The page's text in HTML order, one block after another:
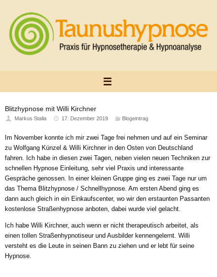
springen
Blitzhypnose mit Willi Kirchner
Markus Stalla 17. Dezember 2019 Blogeintrag
Im November konnte ich mir zwei Tage frei nehmen und auf ein Seminar
zu Wolfgang Künzel & Willi Kirchner in den Osten von Deutschland
fahren. Ich habe in diesen zwei Tagen, neben vielen neuen Techniken zur
schnellen Hypnose Einleitung, sehr viel Praxis und interessante
Gespräche genossen. In einer kleinen Gruppe ging es zwei Tage nur um
das Thema Blitzhypnose / Schnellhypnose. Am ersten Abend ging es
dann auch gleich in ein Einkaufscenter, wo wir den erstaunten Passanten
kostenlose Straßenhypnose anboten, dabei wurde viel gelacht.
Ich habe Willi Kirchner, auch wenn er nicht therapeutisch arbeitet, als
einen tollen Straßenhypnotiseur und Ausbilder kennengelernt. Willi
versteht es die Leute in seinen Bann zu ziehen und er lebt für seine
Hypnose.